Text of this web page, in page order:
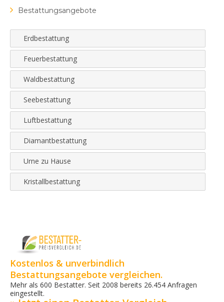
Bestattungsangebote
Erdbestattung
Feuerbestattung
Waldbestattung
Seebestattung
Luftbestattung
Diamantbestattung
Urne zu Hause
Kristallbestattung
Kostenlos & unverbindlich
Bestattungsangebote vergleichen.
Mehr als 600 Bestatter. Seit 2008 bereits 26.454 Anfragen
eingestellt.